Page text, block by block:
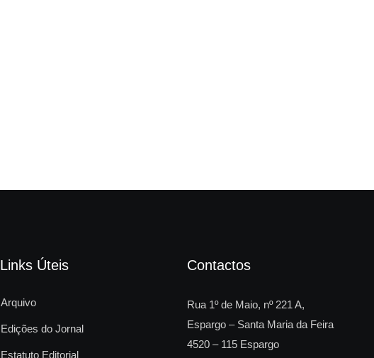
Links Úteis
Arquivo
Edições do Jornal
Estatuto Editorial
Contactos
Rua 1º de Maio, nº 221 A,
Espargo – Santa Maria da Feira
4520 – 115 Espargo